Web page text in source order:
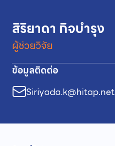
สิริยาดา กิจบำรุง
ผู้ช่วยวิจัย
ข้อมูลติดต่อ
Siriyada.k@hitap.net